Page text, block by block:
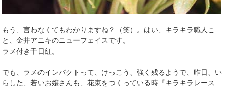
もう、言わなくてもわかりますね？（笑）。はい、キラキラ職人こ
と、金井アニキのニューフェイスです。
ラメ付き千日紅。
でも、ラメのインパクトって、けっこう、強く残るようで、昨日、い
らした、若いお嬢さんも、花束をつくっている時『キラキラレース